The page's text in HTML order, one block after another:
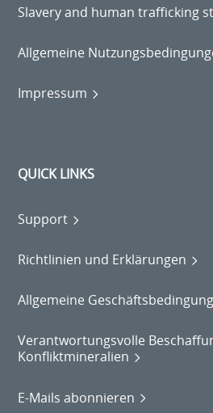
Slavery and human trafficking
Allgemeine
Impressum
QUICK LINKS
Support
Richtlinien und Erklärungen
Allgemeine
Verantwortungsvolle
Konfliktmineralien
E-Mails abonnieren